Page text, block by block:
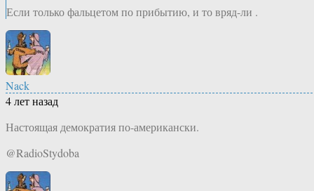
Если только фальцетом по прибытию, и то вряд-ли .
Nack
4 лет назад
Настоящая демократия по-американски.
@RadioStydoba